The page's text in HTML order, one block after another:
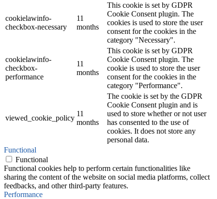
cookielawinfo-
checkbox-necessary
11
months
This cookie is set by GDPR
Cookie Consent plugin. The
cookies is used to store the user
consent for the cookies in the
category "Necessary".
cookielawinfo-
checkbox-
performance
11
months
This cookie is set by GDPR
Cookie Consent plugin. The
cookie is used to store the user
consent for the cookies in the
category "Performance".
viewed_cookie_policy
11
months
The cookie is set by the GDPR
Cookie Consent plugin and is
used to store whether or not user
has consented to the use of
cookies. It does not store any
personal data.
Functional
Functional
Functional cookies help to perform certain functionalities like
sharing the content of the website on social media platforms, collect
feedbacks, and other third-party features.
Performance